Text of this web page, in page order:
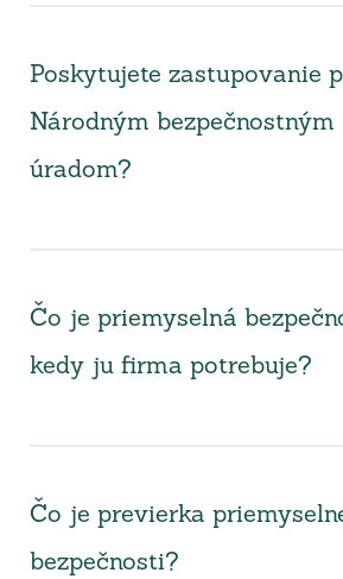
Poskytujete zastupovanie
Národným bezpečnostným
úradom?
Čo je priemyselná
kedy ju firma potrebuje?
Čo je previerka
bezpečnosti?